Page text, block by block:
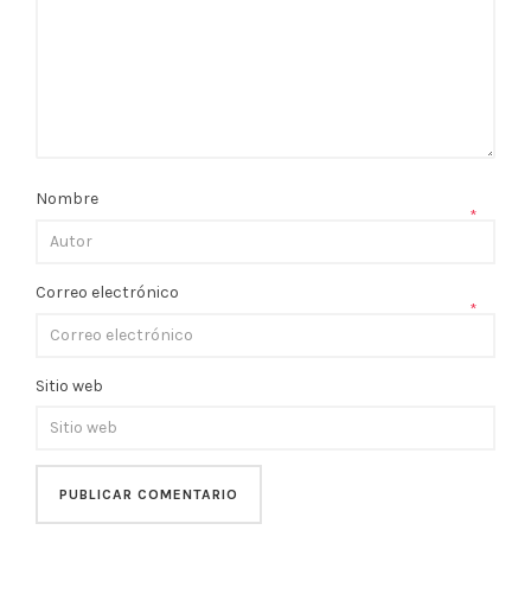
Nombre
*
Correo electrónico
*
Sitio web